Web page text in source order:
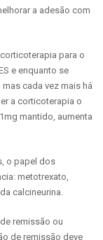
a adesão com
para o
e enquanto se
cada vez mais há
a corticoterapia o
mantido, aumenta
o papel dos
metotrexato,
calcineurina.
remissão ou
de remissão deve